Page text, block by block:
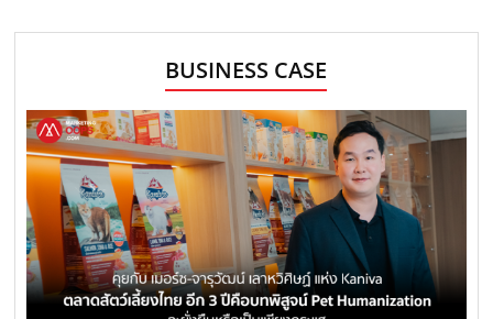
BUSINESS CASE